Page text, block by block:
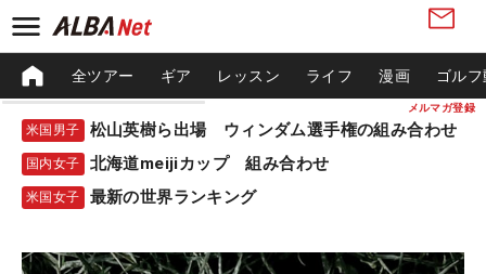
メルマガ登録
全ツアー ギア レッスン ライフ 漫画 ゴル
米国男子 松山英樹ら出場 ウィンダム選手権の組み合わせ
国内女子 北海道meijiカップ 組み合わせ
米国女子 最新の世界ランキング